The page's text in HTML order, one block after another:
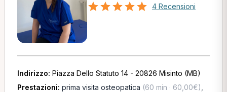
4 Recensioni
Indirizzo: Piazza Dello Statuto 14 - 20826 Misinto (MB)
Prestazioni: prima visita osteopatica (60 min · 60,00€)